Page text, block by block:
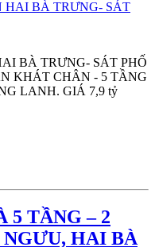
BÀ TRƯNG- SÁT PHỐ
KHÁT CHÂN - 5 TẦNG
LANH. GIÁ 7,9 tỷ
5 TẦNG – 2
HAI BÀ